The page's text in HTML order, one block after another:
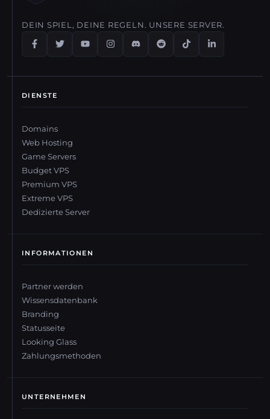
DEIN SPIEL, DEINE REGELN. UNSERE SERVER.
DIENSTE
Domains
Web Hosting
Game Servers
Budget VPS
Premium VPS
Extreme VPS
Dedizierte Server
INFORMATIONEN
Partner werden
Wissensdatenbank
Branding
Statusseite
Looking Glass
Zahlungsmethoden
UNTERNEHMEN